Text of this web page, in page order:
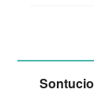
Sontucio